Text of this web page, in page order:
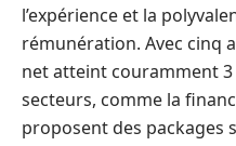
l’expérience et la
rémunération. Avec cinq
net atteint couramment 3
secteurs, comme la
proposent des packages